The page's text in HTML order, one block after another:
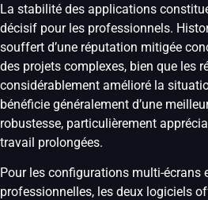
La stabilité des applications
décisif pour les professionnels.
souffert d’une réputation mitigée
des projets complexes, bien que les
considérablement amélioré la
bénéficie généralement d’une
robustesse, particulièrement
travail prolongées.
Pour les configurations multi-écrans
professionnelles, les deux logiciels